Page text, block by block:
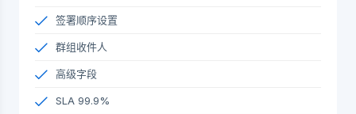
签署顺序设置
群组收件人
高级字段
SLA 99.9%